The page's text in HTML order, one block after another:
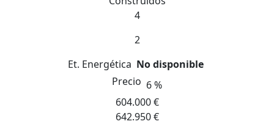
4
2
Et. Energética No disponible
Precio 6 %
604.000 €
642.950 €